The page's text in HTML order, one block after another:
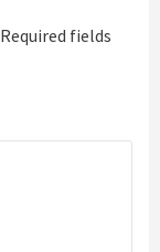
Required fields